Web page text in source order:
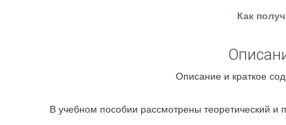
Как
Описание и краткое
В учебном пособии рассмотрены теоретический и